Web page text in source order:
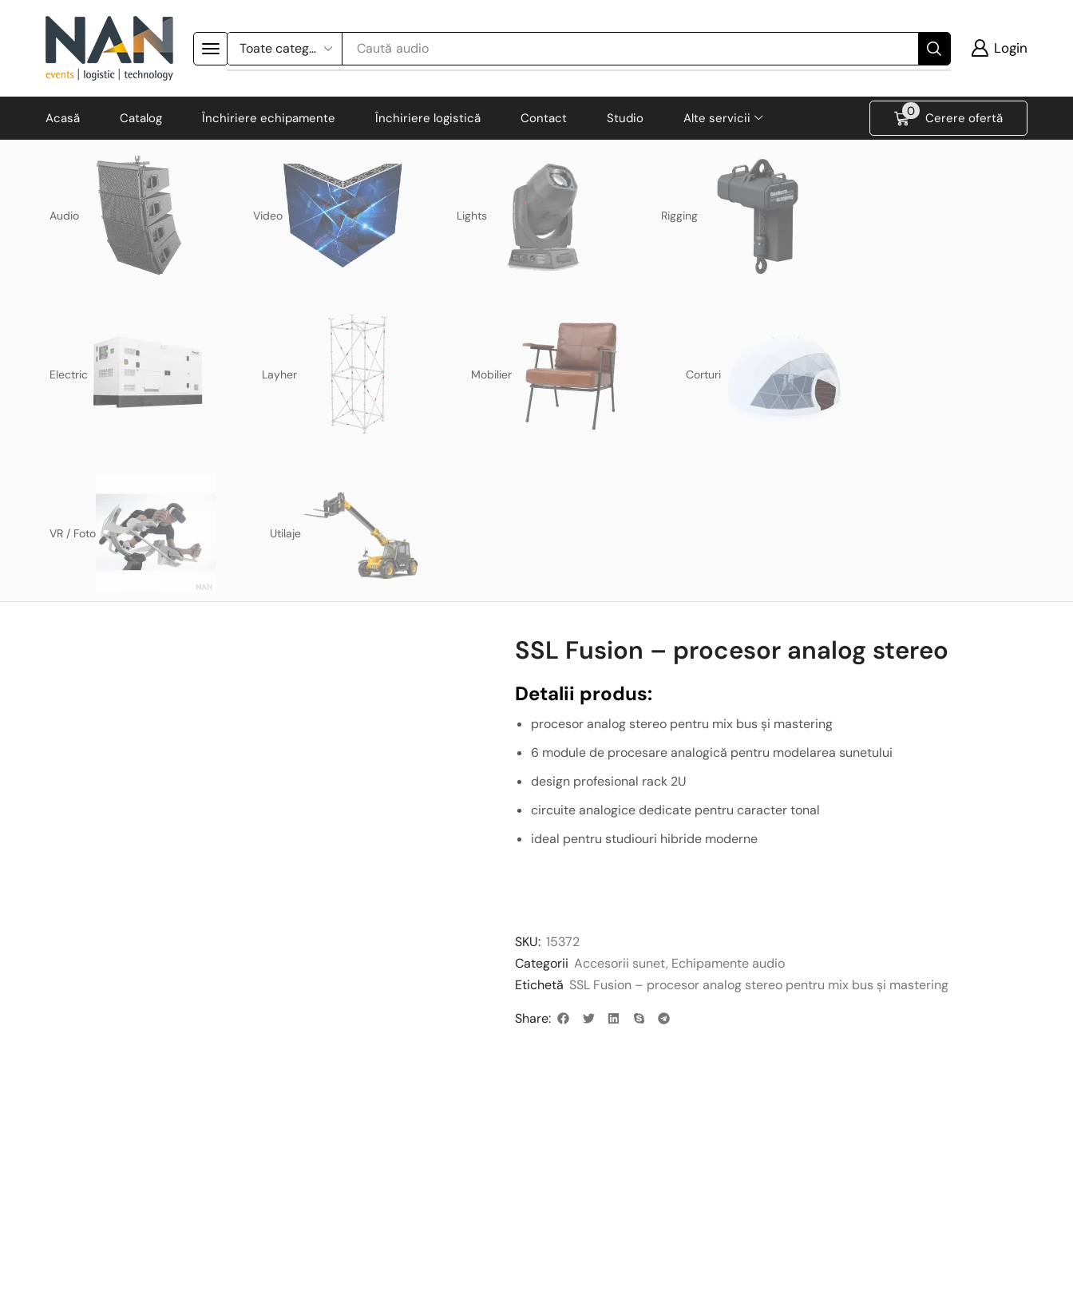
Caută audio Login
Acasă Catalog Închiriere echipamente Închiriere logistică Contact Studio Alte servicii 0 Cerere ofertă
Audio Video Lights Rigging
Electric Layher Mobilier Corturi
VR / Foto Utilaje
SSL Fusion – procesor analog stereo
Detalii produs:
procesor analog stereo pentru mix bus și mastering
6 module de procesare analogică pentru modelarea sunetului
design profesional rack 2U
circuite analogice dedicate pentru caracter tonal
ideal pentru studiouri hibride moderne
SKU: 15372
Categorii Accesorii sunet, Echipamente audio
Etichetă SSL Fusion – procesor analog stereo pentru mix bus și mastering
Share: